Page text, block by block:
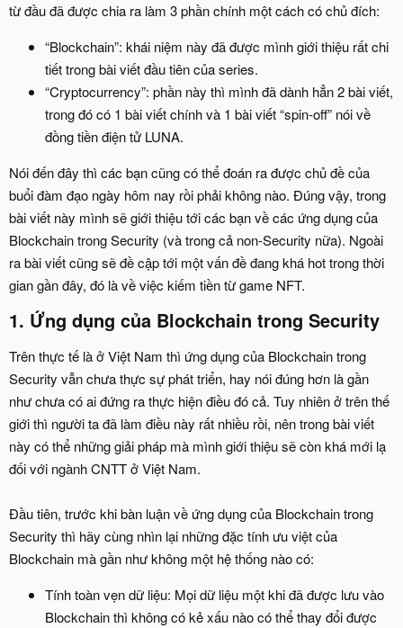
từ đầu đã được chia ra làm 3 phần chính một cách có chủ đích:
“Blockchain”: khái niệm này đã được mình giới thiệu rất chi
tiết trong bài viết đầu tiên của series.​
“Cryptocurrency”: phần này thì mình đã dành hẳn 2 bài viết,
trong đó có 1 bài viết chính và 1 bài viết “spin-off” nói về
đồng tiền điện tử LUNA.​
Nói đến đây thì các bạn cũng có thể đoán ra được chủ đề của
buổi đàm đạo ngày hôm nay rồi phải không nào. Đúng vậy, trong
bài viết này mình sẽ giới thiệu tới các bạn về các ứng dụng của
Blockchain trong Security (và trong cả non-Security nữa). Ngoài
ra bài viết cũng sẽ đề cập tới một vấn đề đang khá hot trong thời
gian gần đây, đó là về việc kiếm tiền từ game NFT.
1. Ứng dụng của Blockchain trong Security​
Trên thực tế là ở Việt Nam thì ứng dụng của Blockchain trong
Security vẫn chưa thực sự phát triển, hay nói đúng hơn là gần
như chưa có ai đứng ra thực hiện điều đó cả. Tuy nhiên ở trên thế
giới thì người ta đã làm điều này rất nhiều rồi, nên trong bài viết
này có thể những giải pháp mà mình giới thiệu sẽ còn khá mới lạ
đối với ngành CNTT ở Việt Nam.
Đầu tiên, trước khi bàn luận về ứng dụng của Blockchain trong
Security thì hãy cùng nhìn lại những đặc tính ưu việt của
Blockchain mà gần như không một hệ thống nào có:
Tính toàn vẹn dữ liệu: Mọi dữ liệu một khi đã được lưu vào
Blockchain thì không có kẻ xấu nào có thể thay đổi được